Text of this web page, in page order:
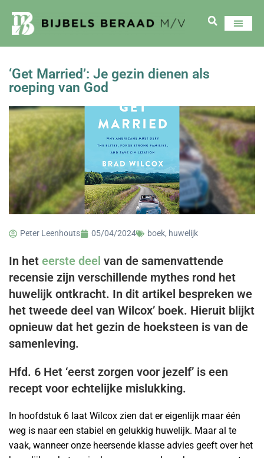
‘Get Married’: Je gezin dienen als
roeping van God
Peter Leenhouts 05/04/2024 boek, huwelijk
In het eerste deel van de samenvattende
recensie zijn verschillende mythes rond het
huwelijk ontkracht. In dit artikel bespreken we
het tweede deel van Wilcox’ boek. Hieruit blijkt
opnieuw dat het gezin de hoeksteen is van de
samenleving.
Hfd. 6 Het ‘eerst zorgen voor jezelf’ is een
recept voor echtelijke mislukking.
In hoofdstuk 6 laat Wilcox zien dat er eigenlijk maar één
weg is naar een stabiel en gelukkig huwelijk. Maar al te
vaak, wanneer onze heersende klasse advies geeft over het